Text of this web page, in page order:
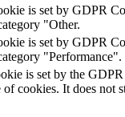
is set by GDPR
"Other.
is set by GDPR
"Performance".
is set by the
of cookies. It does not